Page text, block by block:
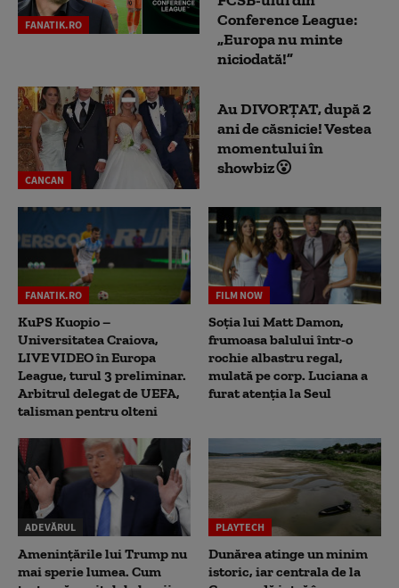
FANATIK.RO
Conference League:
„Europa nu minte
niciodată!”
CANCAN
Au DIVORȚAT, după 2
ani de căsnicie! Vestea
momentului în
showbiz😮
FANATIK.RO
KuPS Kuopio –
Universitatea Craiova,
LIVE VIDEO în Europa
League, turul 3 preliminar.
Arbitrul delegat de UEFA,
talisman pentru olteni
FILM NOW
Soția lui Matt Damon,
frumoasa balului într-o
rochie albastru regal,
mulată pe corp. Luciana a
furat atenția la Seul
ADEVĂRUL
Amenințările lui Trump nu
mai sperie lumea. Cum
PLAYTECH
Dunărea atinge un minim
istoric, iar centrala de la